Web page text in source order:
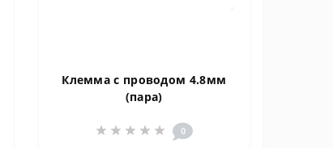
Клемма с проводом 4.8мм
(пара)
0